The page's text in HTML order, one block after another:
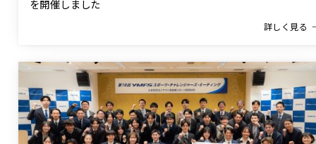
を開催しました
詳しく見る